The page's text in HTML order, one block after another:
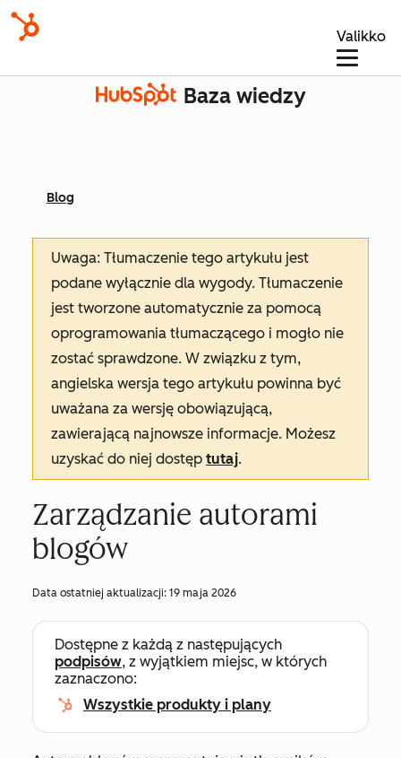
Valikko
Baza wiedzy
Blog
Uwaga: Tłumaczenie tego artykułu jest
podane wyłącznie dla wygody. Tłumaczenie
jest tworzone automatycznie za pomocą
oprogramowania tłumaczącego i mogło nie
zostać sprawdzone. W związku z tym,
angielska wersja tego artykułu powinna być
uważana za wersję obowiązującą,
zawierającą najnowsze informacje. Możesz
uzyskać do niej dostęp tutaj.
Zarządzanie autorami
blogów
Data ostatniej aktualizacji: 19 maja 2026
Dostępne z każdą z następujących
podpisów, z wyjątkiem miejsc, w których
zaznaczono:
Wszystkie produkty i plany